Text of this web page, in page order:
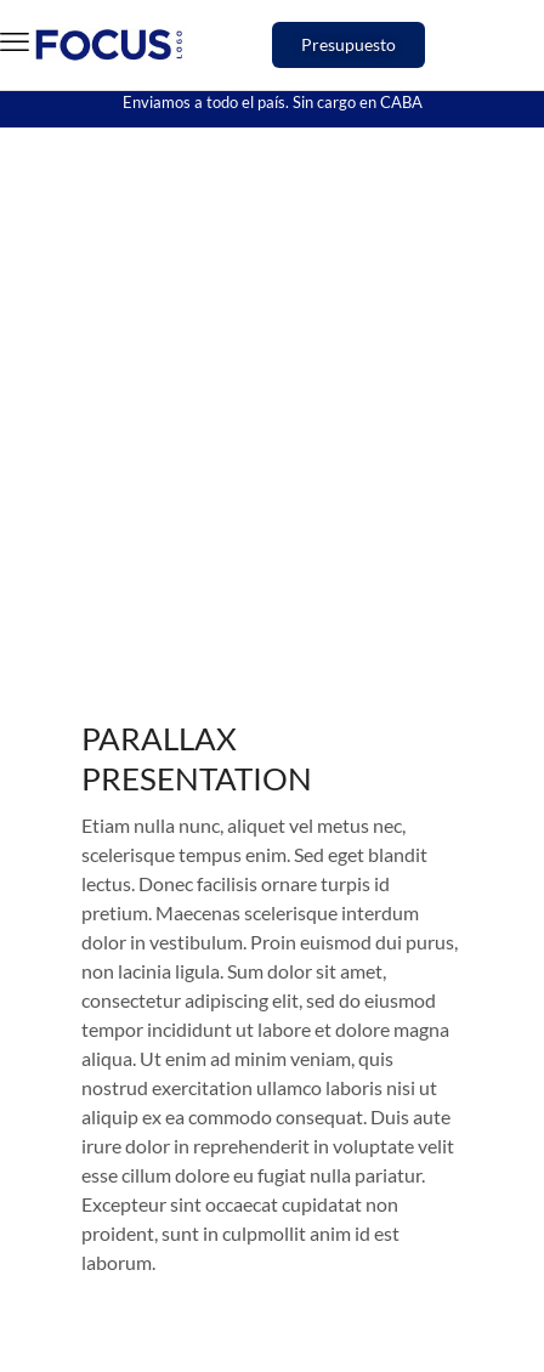
Presupuesto
Enviamos a todo el país. Sin cargo en CABA
PARALLAX
PRESENTATION
Etiam nulla nunc, aliquet vel metus nec,
scelerisque tempus enim. Sed eget blandit
lectus. Donec facilisis ornare turpis id
pretium. Maecenas scelerisque interdum
dolor in vestibulum. Proin euismod dui purus,
non lacinia ligula. Sum dolor sit amet,
consectetur adipiscing elit, sed do eiusmod
tempor incididunt ut labore et dolore magna
aliqua. Ut enim ad minim veniam, quis
nostrud exercitation ullamco laboris nisi ut
aliquip ex ea commodo consequat. Duis aute
irure dolor in reprehenderit in voluptate velit
esse cillum dolore eu fugiat nulla pariatur.
Excepteur sint occaecat cupidatat non
proident, sunt in culpmollit anim id est
laborum.